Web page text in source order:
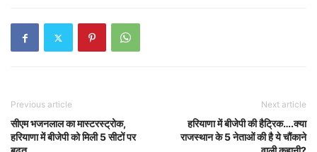
Previous article
सीएम भजनलाल का मास्टरस्ट्रोक,
हरियाणा में बीजेपी को मिली 5 सीटों पर
Next article
हरियाणा में बीजेपी की हैट्रिक….क्या
राजस्थान के 5 नेताओं की है ये चौंकाने